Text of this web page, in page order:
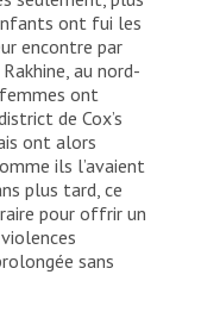
limité aux
© Victor
ont fui les
encontre par
au nord-
ont
de Cox’s
ont alors
ils l’avaient
plus tard, ce
pour offrir un
sans